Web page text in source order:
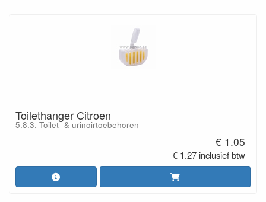
Toilethanger Citroen
5.8.3. Toilet- & urinoirtoebehoren
€ 1.05
€ 1.27 inclusief btw